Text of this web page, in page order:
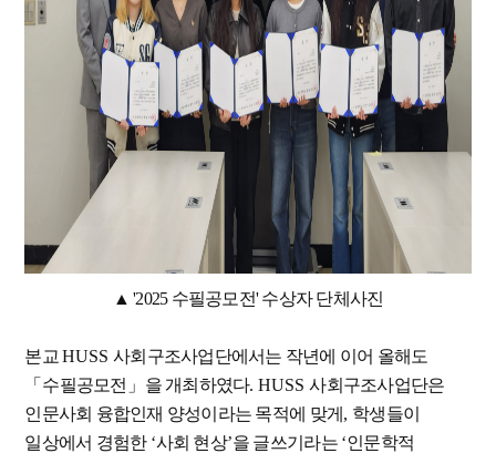
▲ '2025 수필공모전' 수상자 단체사진
본교HUSS사회구조사업단에서는 작년에 이어 올해도
「 수필공모전 」 을 개최하였다. HUSS사회구조사업단은
인문사회 융합인재 양성이라는 목적에 맞게 , 학생들이
일상에서 경험한 ‘사회 현상’을 글쓰기라는 ‘인문학적